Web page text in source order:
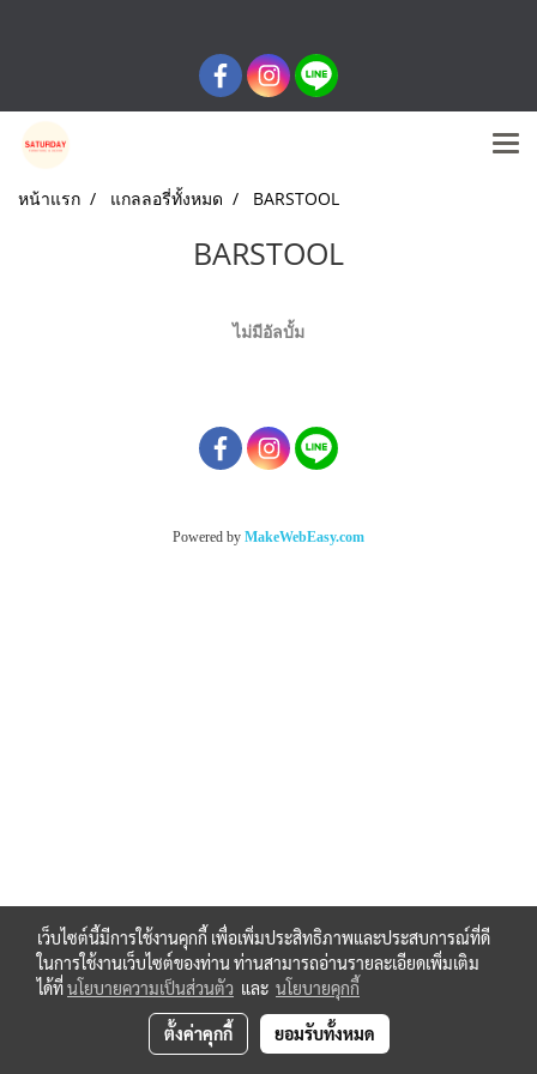
หน้าแรก แกลลอรี่ทั้งหมด BARSTOOL
BARSTOOL
ไม่มีอัลบั้ม
Powered by MakeWebEasy.com
เว็บไซต์นี้มีการใช้งานคุกกี้ เพื่อเพิ่มประสิทธิภาพและประสบการณ์ที่ดี
ในการใช้งานเว็บไซต์ของท่าน ท่านสามารถอ่านรายละเอียดเพิ่มเติม
ได้ที่นโยบายความเป็นส่วนตัว และ นโยบายคุกกี้
ตั้งค่าคุกกี้ ยอมรับทั้งหมด